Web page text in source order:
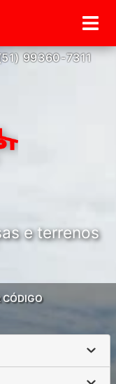
99360-7311
e terrenos
CÓDIGO